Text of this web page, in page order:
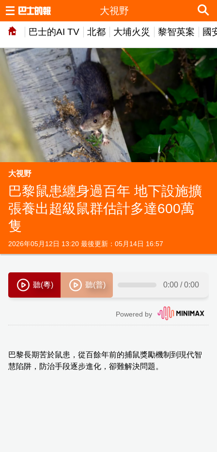
巴士的AI TV 北都 大埔火災 黎智英案 國
大視野
大視野
巴黎鼠患纏身過百年 地下設施擴
張養出超級鼠群估計多達600萬
隻
2026年05月12日 13:20 最後更新：05月14日 16:57
巴黎長期苦於鼠患，從百餘年前的捕鼠獎勵機制到現代智
慧陷阱，防治手段逐步進化，卻難解決問題。